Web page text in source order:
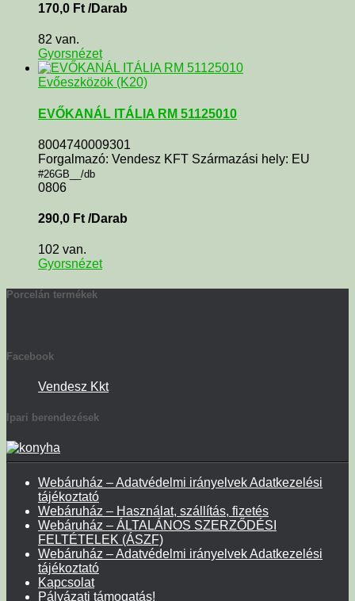
170,0 Ft /Darab
82 van.
Gyorsnézet
Evőeszközök (K20)
EVŐKANÁL ITÁLIA RM 51125010
8004740009301
Forgalmazó: Vendesz KFT Származási hely: EU
#26GB__/db
0806
290,0 Ft /Darab
102 van.
Gyorsnézet
Porcelán termékek
Facebook
Vendesz Kkt
Ipari berendezések
Webáruház – Adatvédelmi irányelvek Adatkezelési
tájékoztató
Webáruház – Használat, szállítás, fizetés
Webáruház – ÁLTALÁNOS SZERZŐDÉSI
FELTÉTELEK (ÁSZF)
Webáruház – Adatvédelmi irányelvek Adatkezelési
tájékoztató
Kapcsolat
Pályázati támogatás!